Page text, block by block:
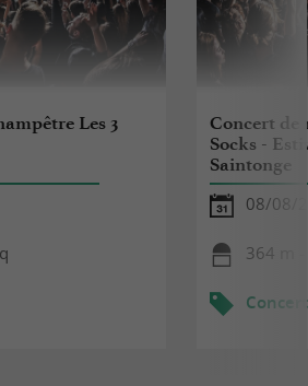
Les 3
Concert de
Socks -
Saintonge
08/08/
364 m